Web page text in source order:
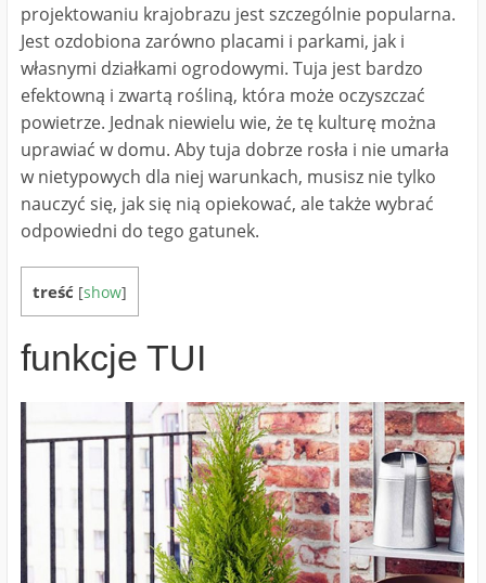
projektowaniu krajobrazu jest szczególnie popularna.
Jest ozdobiona zarówno placami i parkami, jak i
własnymi działkami ogrodowymi. Tuja jest bardzo
efektowną i zwartą rośliną, która może oczyszczać
powietrze. Jednak niewielu wie, że tę kulturę można
uprawiać w domu. Aby tuja dobrze rosła i nie umarła
w nietypowych dla niej warunkach, musisz nie tylko
nauczyć się, jak się nią opiekować, ale także wybrać
odpowiedni do tego gatunek.
treść [show]
funkcje TUI